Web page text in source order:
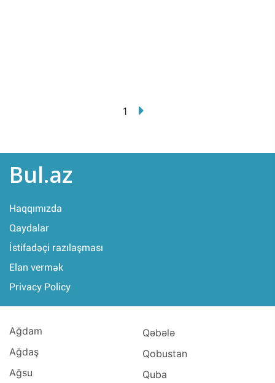
1
Bul.az
Haqqımızda
Qaydalar
İstifadəçi razılaşması
Elan vermək
Privacy Policy
Ağdam
Ağdaş
Ağsu
Qəbələ
Qobustan
Quba